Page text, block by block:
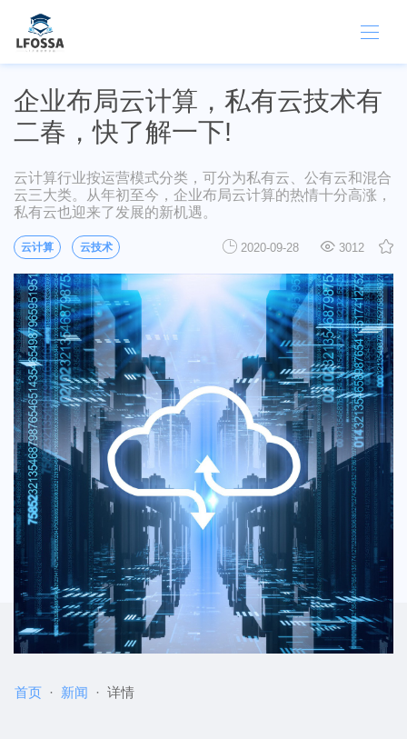
企业布局云计算，私有云技术有
二春，快了解一下!
云计算行业按运营模式分类，可分为私有云、公有云和混合
云三大类。从年初至今，企业布局云计算的热情十分高涨，
私有云也迎来了发展的新机遇。
云计算 云技术 2020-09-28 3012
首页 新闻 详情